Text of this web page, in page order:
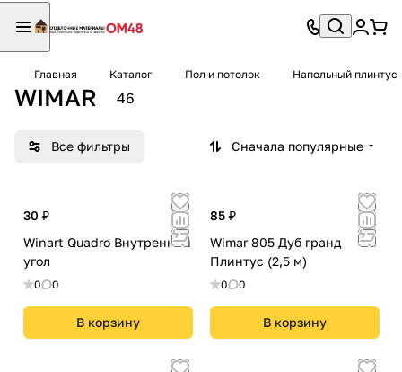
Главная Каталог Пол и потолок Напольный плинтус
WIMAR 46
Все фильтры Сначала популярные
30 ₽
Winart Quadro Внутренний
угол
0 0
В корзину
85 ₽
Wimar 805 Дуб гранд
Плинтус (2,5 м)
0 0
В корзину